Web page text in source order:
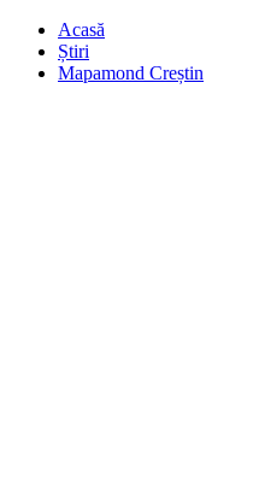
Acasă
Știri
Mapamond Creștin